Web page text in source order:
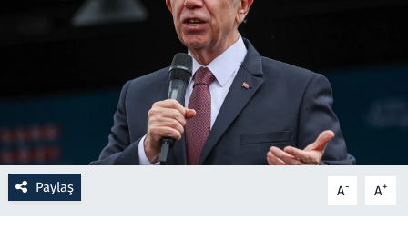
Paylaş A- A+
Resmi İlanlar
Rüya Tabirleri
Sağlık